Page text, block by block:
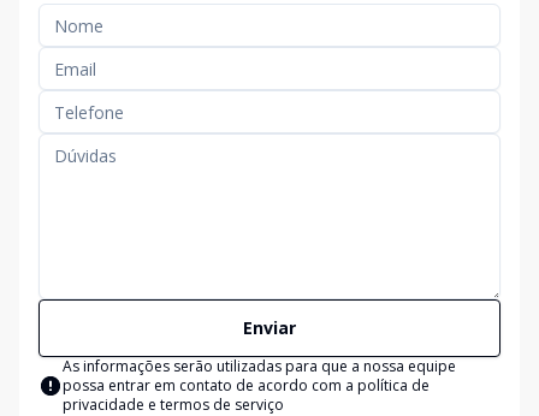
Enviar
As informações serão utilizadas para que a nossa equipe
possa entrar em contato de acordo com a política de
privacidade e termos de serviço